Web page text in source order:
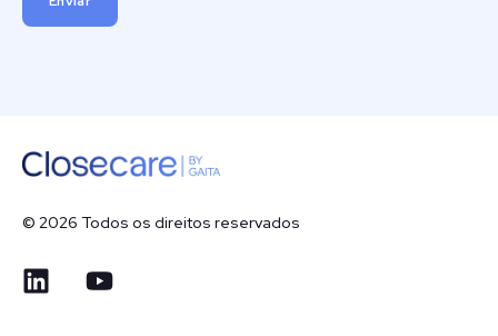
© 2026 Todos os direitos reservados